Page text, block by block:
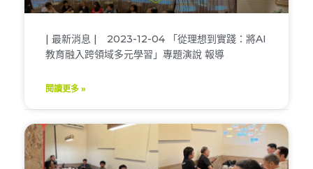
| 最新消息 | 2023-12-04 「從理想到實踐：將AI
教育融入跨領域多元學習」專題演說 報導
閱讀更多 »